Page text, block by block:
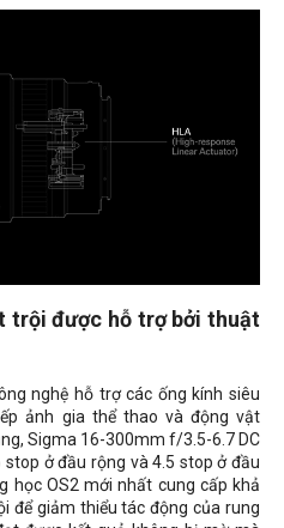
trội được hỗ trợ bởi thuật
nghệ hỗ trợ các ống kính siêu
ảnh gia thể thao và động vật
Sigma 16-300mm f/3.5-6.7 DC
ở đầu rộng và 4.5 stop ở đầu
học OS2 mới nhất cung cấp khả
để giảm thiểu tác động của rung